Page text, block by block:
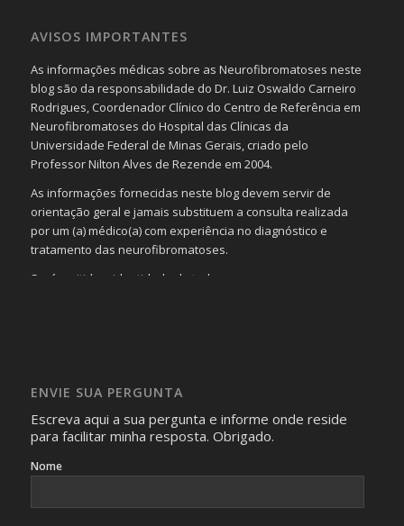
AVISOS IMPORTANTES
As informações médicas sobre as Neurofibromatoses neste
blog são da responsabilidade do Dr. Luiz Oswaldo Carneiro
Rodrigues, Coordenador Clínico do Centro de Referência em
Neurofibromatoses do Hospital das Clínicas da
Universidade Federal de Minas Gerais, criado pelo
Professor Nilton Alves de Rezende em 2004.
As informações fornecidas neste blog devem servir de
orientação geral e jamais substituem a consulta realizada
por um (a) médico(a) com experiência no diagnóstico e
tratamento das neurofibromatoses.
Será omitida a identidade de todas as pessoas que
identificação da pessoa fotografada.
ENVIE SUA PERGUNTA
Escreva aqui a sua pergunta e informe onde reside
para facilitar minha resposta. Obrigado.
Nome